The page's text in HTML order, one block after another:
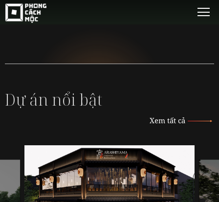
Dự án nổi bật
Xem tất cả